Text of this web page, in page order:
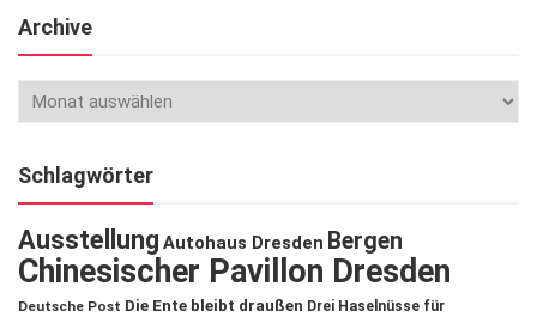
Archive
Schlagwörter
Ausstellung Autohaus Dresden Bergen
Chinesischer Pavillon Dresden
Deutsche Post Die Ente bleibt draußen Drei Haselnüsse für